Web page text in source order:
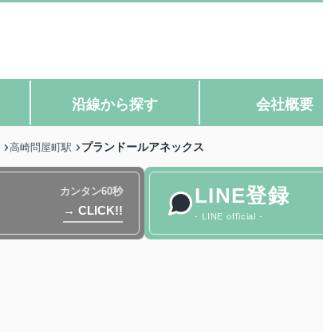
沿線から探す 会社概要
高崎問屋町駅 プランドールアネックス
カンタン60秒
→ CLICK!!
LINE登録
- LINE official -